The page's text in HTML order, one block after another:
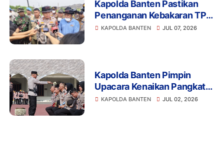
Kapolda Banten Pastikan
Penanganan Kebakaran TPA
Jatiwaringin Berjalan
KAPOLDA BANTEN JUL 07, 2026
Kapolda Banten Pimpin
Upacara Kenaikan Pangkat
Personel Periode 1 Juli 2026
KAPOLDA BANTEN JUL 02, 2026